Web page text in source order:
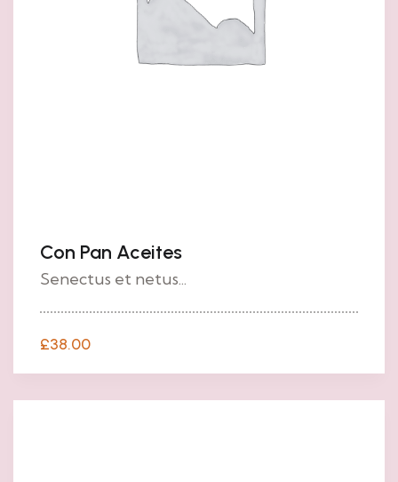
Con Pan Aceites
Senectus et netus...
£38.00